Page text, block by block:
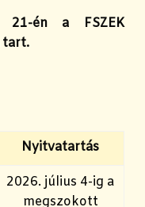
21-én a FSZEK
tart.
Nyitvatartás
2026. július 4-ig a
megszokott